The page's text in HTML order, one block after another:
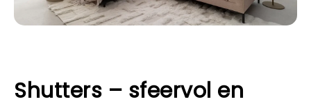
Shutters – sfeervol en